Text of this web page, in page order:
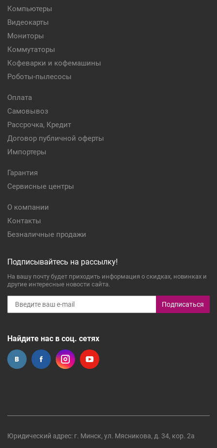
Компьютеры
Видеокарты
Мониторы
Коммутаторы
Кофеварки и кофемашины
Роботы-пылесосы
Оплата
Самовывоз
Рассрочка, Кредит
Договор публичной оферты
Импортеры
Гарантия
Сервисные центры
О компании
Контакты
Безналичные продажи
Подписывайтесь на рассылку!
На вашу почту будет приходить информация о скидках, новинках и
другие интересные новости сайта.
Подписаться
Найдите нас в соц. сетях
Юридический адрес: г. Минск, ул. Мясникова, д. 34, кор. 2а